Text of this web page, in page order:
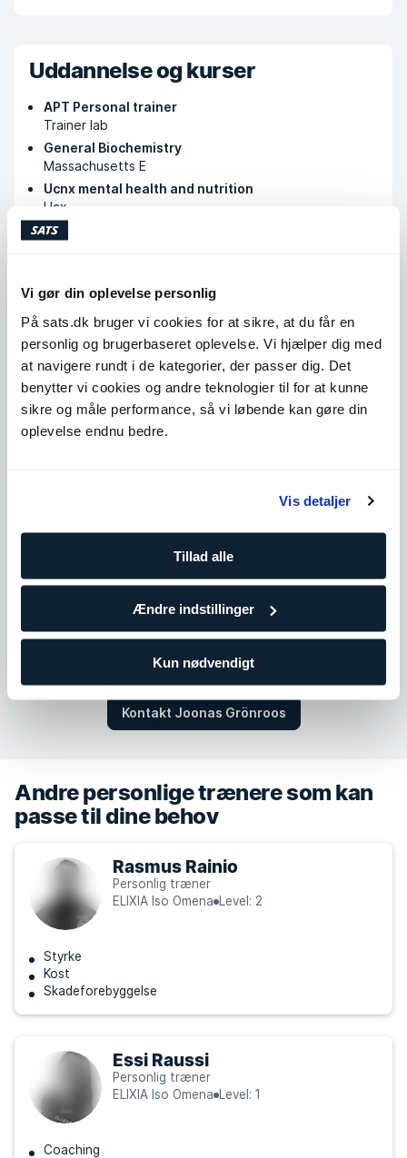
Vi gør din oplevelse personlig
På sats.dk bruger vi cookies for at sikre, at du får en
personlig og brugerbaseret oplevelse. Vi hjælper dig med
at navigere rundt i de kategorier, der passer dig. Det
benytter vi cookies og andre teknologier til for at kunne
sikre og måle performance, så vi løbende kan gøre din
oplevelse endnu bedre.
Vis detaljer
Tillad alle
Ændre indstillinger
Kun nødvendigt
Uddannelse og kurser
APT Personal trainer
Trainer lab
General Biochemistry
Massachusetts E
Ucnx mental health and nutrition
Ucx
Certificate in applied sports nutrition
HarvardX
Køb klip
Tilgængelige timer
07:00 - 20:00
Fredag
07:00 - 19:00
Søndag
Ikke tilgængelig
Kontakt Joonas Grönroos
Andre personlige trænere som kan
passe til dine behov
Rasmus Rainio
Personlig træner
ELIXIA Iso Omena
Level: 2
Styrke
Kost
Skadeforebyggelse
Essi Raussi
Personlig træner
ELIXIA Iso Omena
Level: 1
Coaching